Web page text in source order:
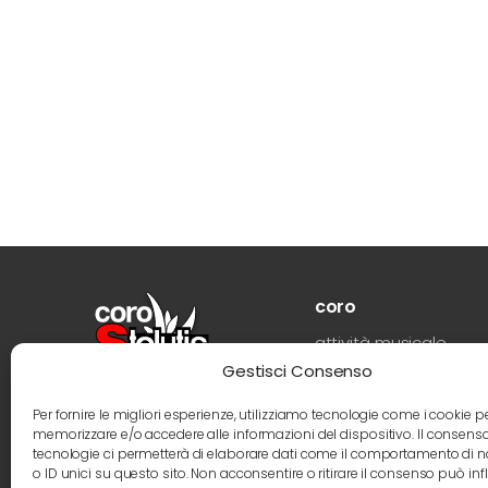
Gestisci Consenso
Per fornire le migliori esperienze, utilizziamo tecnologie come i cookie
memorizzare e/o accedere alle informazioni del dispositivo. Il
tecnologie ci permetterà di elaborare dati come il comportamento di
o ID unici su questo sito. Non acconsentire o ritirare il consenso può
coro
attività musicale
storia
direttore
coristi
foto